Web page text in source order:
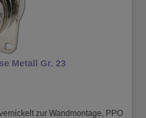
Metall Gr. 23
zur Wandmontage, PPO